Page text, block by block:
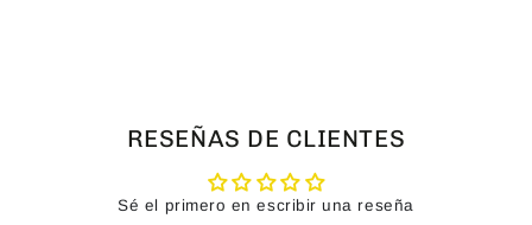
RESEÑAS DE CLIENTES
Sé el primero en escribir una reseña